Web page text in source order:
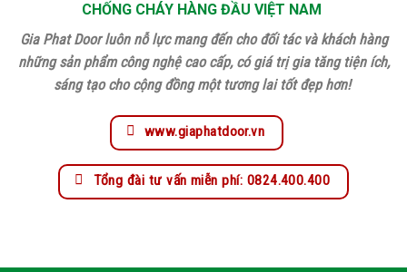
CHỐNG CHÁY HÀNG ĐẦU VIỆT NAM
Gia Phat Door luôn nỗ lực mang đến cho đối tác và khách hàng
những sản phẩm công nghệ cao cấp, có giá trị gia tăng tiện ích,
sáng tạo cho cộng đồng một tương lai tốt đẹp hơn!
www.giaphatdoor.vn
Tổng đài tư vấn miễn phí: 0824.400.400